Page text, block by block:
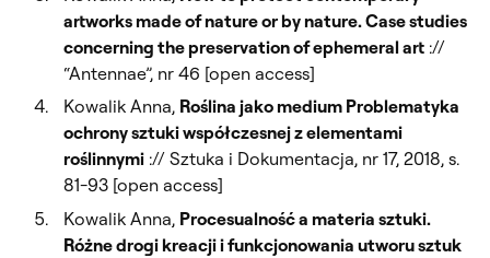
artworks made of nature or by nature. Case studies
concerning the preservation of ephemeral art://
“Antennae”, nr 46 [open access]
Kowalik Anna, Roślina jako medium Problematyka
ochrony sztuki współczesnej z elementami
roślinnymi:// Sztuka i Dokumentacja, nr 17, 2018, s.
81-93 [open access]
Kowalik Anna, Procesualność a materia sztuki.
Różne drogi kreacji i funkcjonowania utworu sztuk